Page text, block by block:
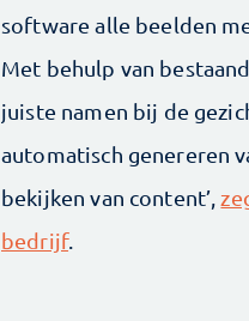
software alle beelden
Met behulp van
juiste namen bij de
automatisch genereren
bekijken van content’,
bedrijf.